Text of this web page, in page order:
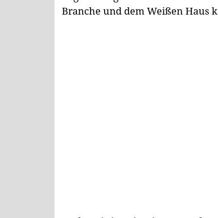
Branche und dem Weißen Haus